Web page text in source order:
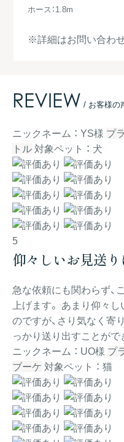
ホース：1.8m
※詳細はお問い合わせ
REVIEW / お客様の
ニックネーム ： YS様 プ
トル 対象ペット ： 犬
5
仰々しいお見送
急な依頼にも関わらず、
上げます。 あまり仰々
のですが、さり気なく寄
っかり送り出すことがで
ニックネーム ： UO様 プ
ブーケ 対象ペット ： 猫